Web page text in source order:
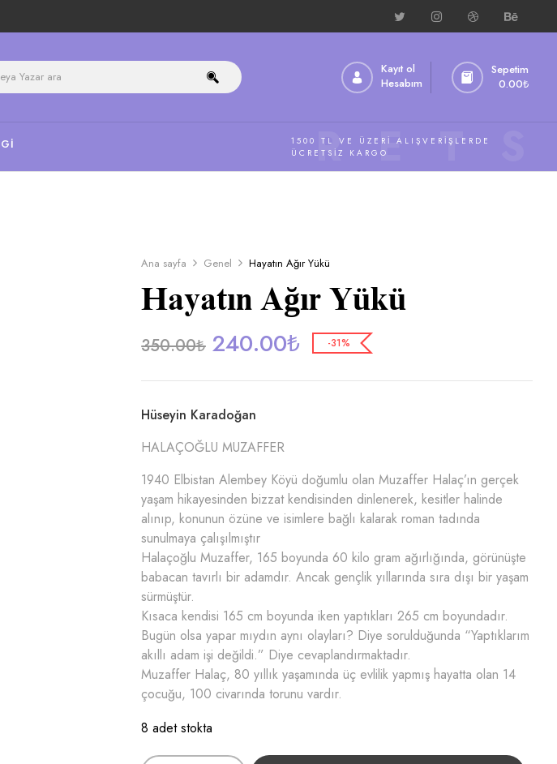
Kayıt ol
Hesabım
Sepetim
0.00₺
1500 TL VE ÜZERI ALIŞVERIŞLERDE
ÜCRETSIZ KARGO
Ana sayfa Genel Hayatın Ağır Yükü
Hayatın Ağır Yükü
350.00₺ 240.00₺ -31%
Hüseyin Karadoğan
HALAÇOĞLU MUZAFFER
1940 Elbistan Alembey Köyü doğumlu olan Muzaffer Halaç’ın gerçek
yaşam hikayesinden bizzat kendisinden dinlenerek, kesitler halinde
alınıp, konunun özüne ve isimlere bağlı kalarak roman tadında
sunulmaya çalışılmıştır
Halaçoğlu Muzaffer, 165 boyunda 60 kilo gram ağırlığında, görünüşte
babacan tavırlı bir adamdır. Ancak gençlik yıllarında sıra dışı bir yaşam
sürmüştür.
Kısaca kendisi 165 cm boyunda iken yaptıkları 265 cm boyundadır.
Bugün olsa yapar mıydın aynı olayları? Diye sorulduğunda “Yaptıklarım
akıllı adam işi değildi.” Diye cevaplandırmaktadır.
Muzaffer Halaç, 80 yıllık yaşamında üç evlilik yapmış hayatta olan 14
çocuğu, 100 civarında torunu vardır.
8 adet stokta